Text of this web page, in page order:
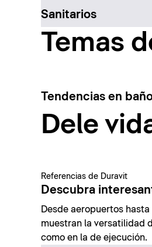
Sanitarios
Temas
Tendencias en
Dele
Referencias de Duravit
Descubra
Desde aeropuertos
muestran la versatilidad
como en la de ejecución.